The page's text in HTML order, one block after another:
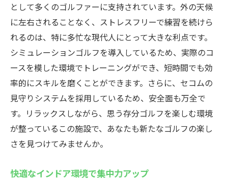
として多くのゴルファーに支持されています。外の天候
に左右されることなく、ストレスフリーで練習を続けら
れるのは、特に多忙な現代人にとって大きな利点です。
シミュレーションゴルフを導入しているため、実際のコ
ースを模した環境でトレーニングができ、短時間でも効
率的にスキルを磨くことができます。さらに、セコムの
見守りシステムを採用しているため、安全面も万全で
す。リラックスしながら、思う存分ゴルフを楽しむ環境
が整っているこの施設で、あなたも新たなゴルフの楽し
さを見つけてみませんか。
快適なインドア環境で集中力アップ